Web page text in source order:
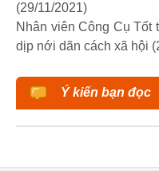
(29/11/2021)
Nhân viên Công Cụ Tốt
dịp nới dãn cách xã hội
Ý kiến bạn đọc